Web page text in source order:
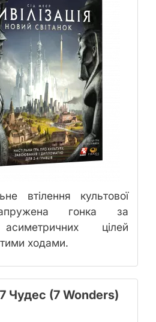
втілення культової
гонка за
цілей
ходами.
Чудес (7 Wonders)